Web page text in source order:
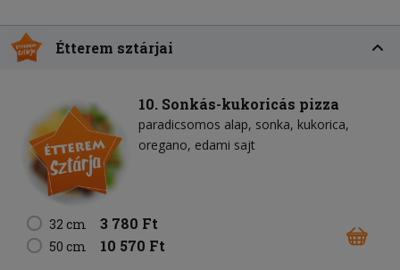
Étterem sztárjai
10. Sonkás-kukoricás pizza
paradicsomos alap sonka kukorica
oregano edami sajt
32 cm 3 780 Ft
50 cm 10 570 Ft